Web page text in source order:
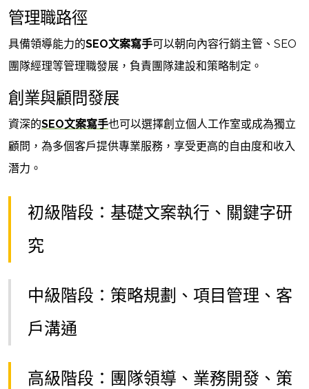
管理職路徑
具備領導能力的SEO文案寫手可以朝向內容行銷主管、SEO
團隊經理等管理職發展，負責團隊建設和策略制定。
創業與顧問發展
資深的SEO文案寫手也可以選擇創立個人工作室或成為獨立
顧問，為多個客戶提供專業服務，享受更高的自由度和收入
潛力。
初級階段：基礎文案執行、關鍵字研
究
中級階段：策略規劃、項目管理、客
戶溝通
高級階段：團隊領導、業務開發、策